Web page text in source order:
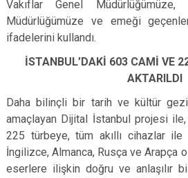
Vakıflar Genel
Müdürlüğümüze ve emeği
ifadelerini kullandı.
İSTANBUL’DAKİ 603 CAMİ VE
AKTARILDI
Daha bilinçli bir tarih ve kültür
amaçlayan Dijital İstanbul projesi
225 türbeye, tüm akıllı cihazlar ile
İngilizce, Almanca, Rusça ve Arapça
eserlere ilişkin doğru ve anlaşılır